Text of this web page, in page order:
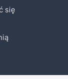
się